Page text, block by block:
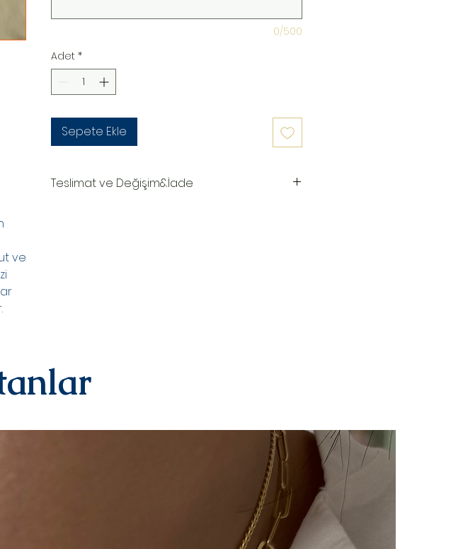
ve
0/500
Adet *
Sepete Ekle
Teslimat ve Değişim&İade
alınmamaktadır.
Diğer ürünlerimiz için bizimle 14 gün içinde
ücreti yine anlaşmalı ücretimizle,tarafınızca
değerlendirmesi yapılır ve sizinle iletişimde